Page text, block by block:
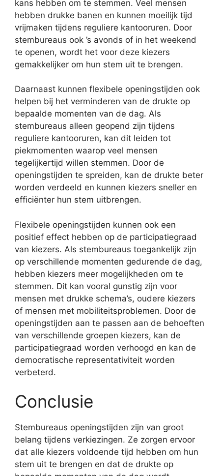
kans hebben om te stemmen. Veel mensen
hebben drukke banen en kunnen moeilijk tijd
vrijmaken tijdens reguliere kantooruren. Door
stembureaus ook ’s avonds of in het weekend
te openen, wordt het voor deze kiezers
gemakkelijker om hun stem uit te brengen.
Daarnaast kunnen flexibele openingstijden ook
helpen bij het verminderen van de drukte op
bepaalde momenten van de dag. Als
stembureaus alleen geopend zijn tijdens
reguliere kantooruren, kan dit leiden tot
piekmomenten waarop veel mensen
tegelijkertijd willen stemmen. Door de
openingstijden te spreiden, kan de drukte beter
worden verdeeld en kunnen kiezers sneller en
efficiënter hun stem uitbrengen.
Flexibele openingstijden kunnen ook een
positief effect hebben op de participatiegraad
van kiezers. Als stembureaus toegankelijk zijn
op verschillende momenten gedurende de dag,
hebben kiezers meer mogelijkheden om te
stemmen. Dit kan vooral gunstig zijn voor
mensen met drukke schema’s, oudere kiezers
of mensen met mobiliteitsproblemen. Door de
openingstijden aan te passen aan de behoeften
van verschillende groepen kiezers, kan de
participatiegraad worden verhoogd en kan de
democratische representativiteit worden
verbeterd.
Conclusie
Stembureaus openingstijden zijn van groot
belang tijdens verkiezingen. Ze zorgen ervoor
dat alle kiezers voldoende tijd hebben om hun
stem uit te brengen en dat de drukte op